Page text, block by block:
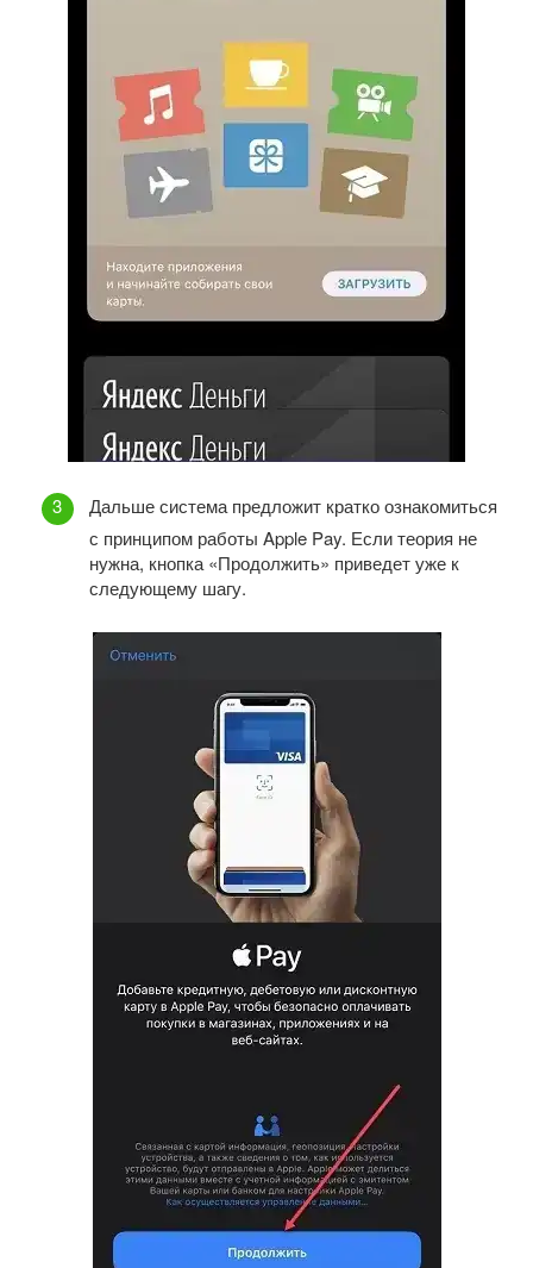
Дальше система предложит кратко ознакомиться
с принципом работы Apple Pay. Если теория не
нужна, кнопка «Продолжить» приведет уже к
следующему шагу.